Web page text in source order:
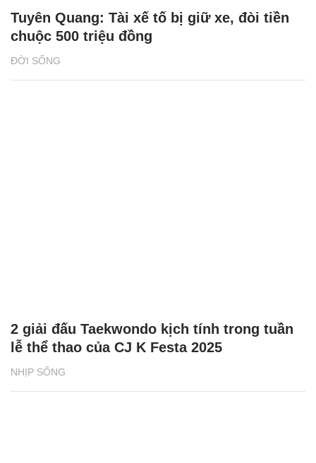
ĐỜI SỐNG
Tuyên Quang: Tài xế tố bị giữ xe, đòi tiền
chuộc 500 triệu đồng
NHỊP SỐNG
2 giải đấu Taekwondo kịch tính trong tuần
lễ thể thao của CJ K Festa 2025